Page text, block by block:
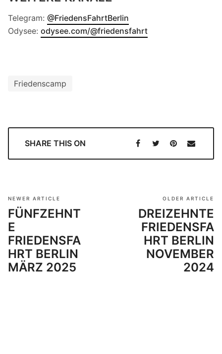
Telegram: @FriedensFahrtBerlin
Odysee: odysee.com/@friedensfahrt
Friedenscamp
SHARE THIS ON
NEWER ARTICLE
FÜNFZEHNT
E
FRIEDENSFA
HRT BERLIN
MÄRZ 2025
OLDER ARTICLE
DREIZEHNTE
FRIEDENSFA
HRT BERLIN
NOVEMBER
2024